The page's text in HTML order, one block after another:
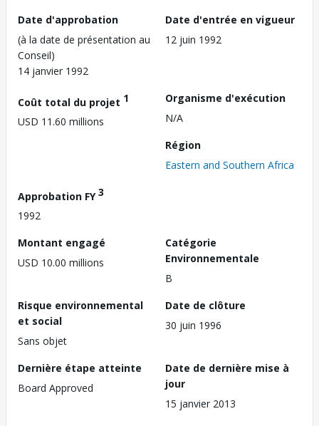
Date d'approbation
(à la date de présentation au
Conseil)
14 janvier 1992
Date d'entrée en vigueur
12 juin 1992
Coût total du projet 1
USD 11.60 millions
Organisme d'exécution
N/A
Région
Eastern and Southern Africa
Approbation FY3
1992
Montant engagé
USD 10.00 millions
Catégorie
Environnementale
B
Risque environnemental
et social
Sans objet
Date de clôture
30 juin 1996
Dernière étape atteinte
Board Approved
Date de dernière mise à
jour
15 janvier 2013